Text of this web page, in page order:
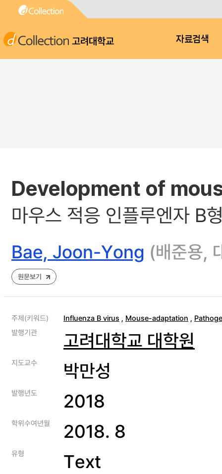
고려대학교 자료검색
Development of
마우스 적응 인플루엔자 B
Bae, Joon-Yong (배준용,
원문보기
주제(키워드) Influenza B virus , Mouse-adaptation ,
발행기관
고려대학교 대학원
지도교수 박만성
발행년도 2018
학위수여년월 2018. 8
유형 Text